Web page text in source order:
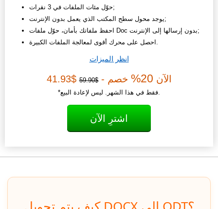
حوّل مئات الملفات في 3 نقرات;
يوجد محول سطح المكتب الذي يعمل بدون الإنترنت;
احفظ ملفاتك بأمان، حوّل ملفات Doc بدون إرسالها إلى الإنترنت;
احصل على محرك أقوى لمعالجة الملفات الكبيرة.
انظر الميزات
الآن 20% خصم -$59.90
$41.93
*فقط في هذا الشهر. ليس لإعادة البيع.
اشترِ الآن